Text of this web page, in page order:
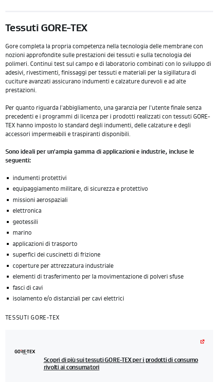
Tessuti GORE-TEX
Gore completa la propria competenza nella tecnologia delle membrane con
nozioni approfondite sulle prestazioni dei tessuti e sulla tecnologia dei
polimeri. Continui test sul campo e di laboratorio combinati con lo sviluppo di
adesivi, rivestimenti, finissaggi per tessuti e materiali per la sigillatura di
cuciture avanzati assicurano indumenti e calzature durevoli e ad alte
prestazioni.
Per quanto riguarda l'abbigliamento, una garanzia per l'utente finale senza
precedenti e i programmi di licenza per i prodotti realizzati con tessuti GORE-
TEX hanno imposto lo standard degli indumenti, delle calzature e degli
accessori impermeabili e traspiranti disponibili.
Sono ideali per un'ampia gamma di applicazioni e industrie, incluse le
seguenti:
indumenti protettivi
equipaggiamento militare, di sicurezza e protettivo
missioni aerospaziali
elettronica
geotessili
marino
applicazioni di trasporto
superfici dei cuscinetti di frizione
coperture per attrezzatura industriale
elementi di trasferimento per la movimentazione di polveri sfuse
fasci di cavi
isolamento e/o distanziali per cavi elettrici
TESSUTI GORE-TEX
Scopri di più sui tessuti GORE-TEX per i prodotti di consumo
rivolti ai consumatori